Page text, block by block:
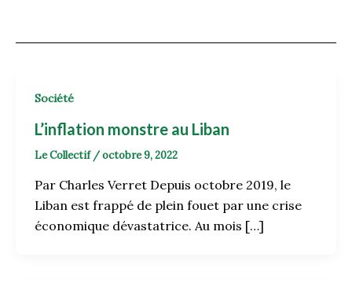
Société
L’inflation monstre au Liban
Le Collectif /octobre 9, 2022
Par Charles Verret Depuis octobre 2019, le
Liban est frappé de plein fouet par une crise
économique dévastatrice. Au mois […]